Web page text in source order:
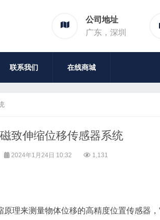
公司地址
广东，深圳
联系我们 在线商城
致伸缩位移传感器系统
2024年1月24日 10:32 1,131
理来测量物体位移的高精度位置传感器，